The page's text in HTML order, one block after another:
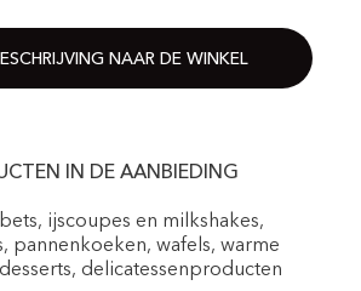
NAAR DE WINKEL
IN DE AANBIEDING
ijscoupes en milkshakes,
pannenkoeken, wafels, warme
delicatessenproducten